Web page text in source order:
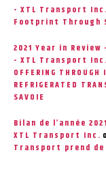
- XTL Transport Inc.
Footprint Through
2021 Year in
- XTL Transport Inc.
OFFERING
REFRIGERATED
SAVOIE
Bilan de l’année
XTL Transport Inc.
Transport prend de